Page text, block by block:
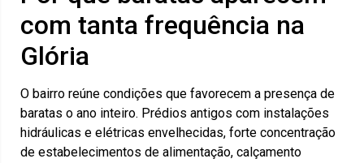
com tanta frequência na
Glória
O bairro reúne condições que favorecem a presença de
baratas o ano inteiro. Prédios antigos com instalações
hidráulicas e elétricas envelhecidas, forte concentração
de estabelecimentos de alimentação, calçamento